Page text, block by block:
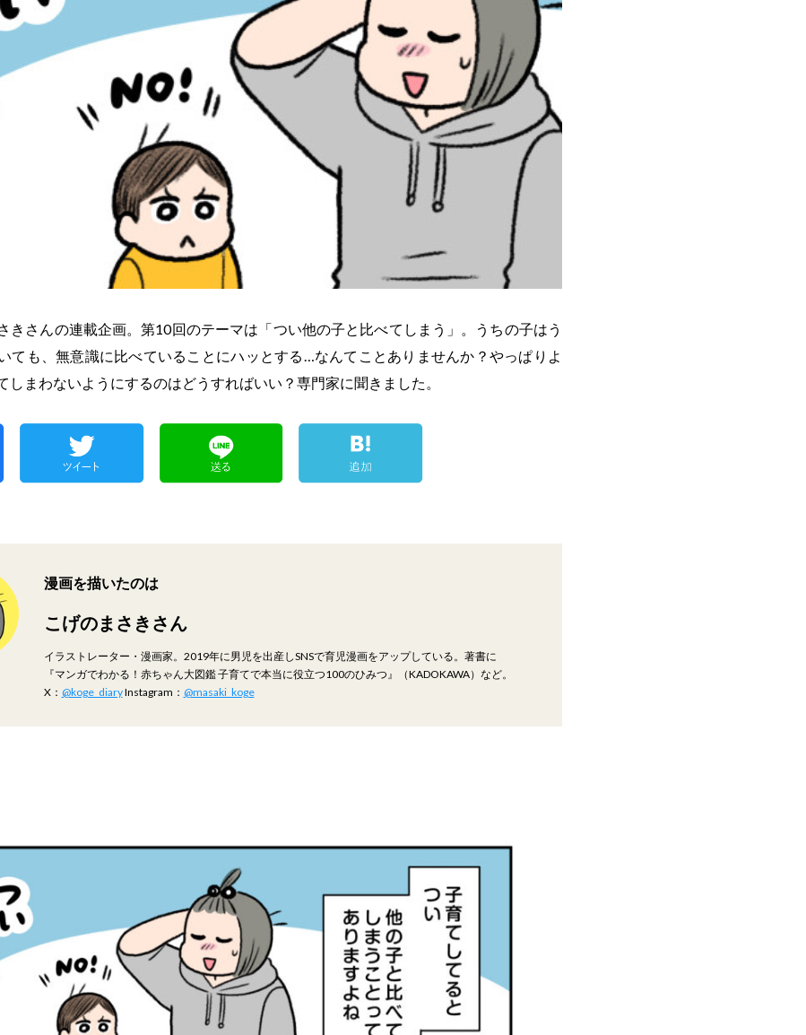
きさんの連載企画。第10回のテーマは「つい他の子と比べてしまう」。うちの子はう
ても、無意識に比べていることにハッとする…なんてことありませんか？やっぱりよ
しまわないようにするのはどうすればいい？専門家に聞きました。
漫画を描いたのは
こげのまさきさん
イラストレーター・漫画家。2019年に男児を出産しSNSで育児漫画をアップしている。著書に
『マンガでわかる！赤ちゃん大図鑑 子育てで本当に役立つ100のひみつ』（KADOKAWA）など。
X： @koge_diaryInstagram： @masaki_koge